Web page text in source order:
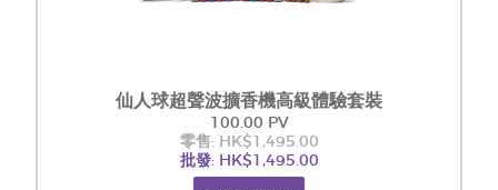
仙人球超聲波擴香機高級體驗套裝
100.00 PV
零售: HK$1,495.00
批發: HK$1,495.00